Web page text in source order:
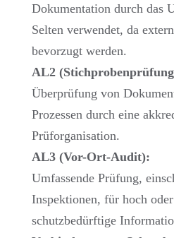
Dokumentation durch das
Selten verwendet, da
bevorzugt werden.
AL2
Überprüfung von
Prozessen durch eine
Prüforganisation.
AL3 (Vor-Ort-Audit):
Umfassende Prüfung,
Inspektionen, für hoch
schutzbedürftige